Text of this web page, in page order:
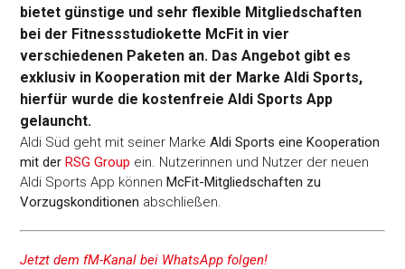
bietet günstige und sehr flexible Mitgliedschaften
bei der Fitnessstudiokette McFit in vier
verschiedenen Paketen an. Das Angebot gibt es
exklusiv in Kooperation mit der Marke Aldi Sports,
hierfür wurde die kostenfreie Aldi Sports App
gelauncht.
Aldi Süd geht mit seiner MarkeAldi Sports eine Kooperation
mit derRSG Group ein. Nutzerinnen und Nutzer der neuen
Aldi Sports App könnenMcFit-Mitgliedschaften zu
Vorzugskonditionen abschließen.
Jetzt dem fM-Kanal bei WhatsApp folgen!